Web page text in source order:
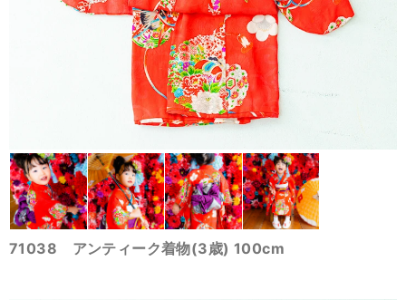
71038 アンティーク着物(3歳) 100cm